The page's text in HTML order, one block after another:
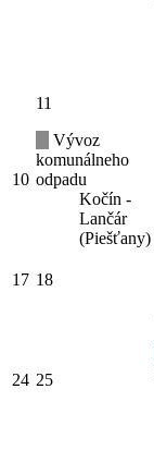
10
11
Vývoz
komunálneho
odpadu
Kočín -
Lančár
(Piešťany)
17 18
24 25